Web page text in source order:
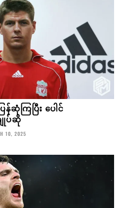
န်ဆုံကြပြီး ပေါင်
ျုပ်ဆို
10, 2025